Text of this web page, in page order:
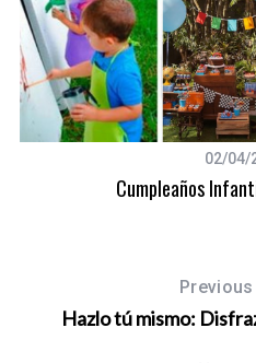
02/04/
Cumpleaños
Hazlo tú mismo: